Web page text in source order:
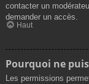
contacter un
demander un accès.
Haut
Pourquoi ne
Les permissions